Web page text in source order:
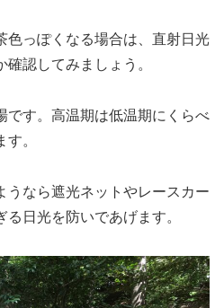
色っぽくなる場合は、直射日光
認してみましょう。
です。高温期は低温期にくらべ
。
うなら遮光ネットやレースカー
日光を防いであげます。